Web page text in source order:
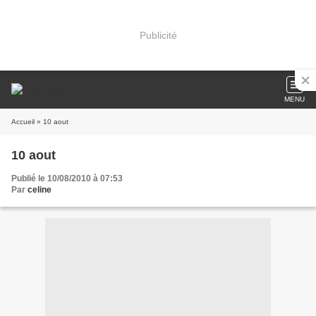
Publicité
MENU
Accueil » 10 aout
10 aout
Publié le 10/08/2010 à 07:53
Par celine